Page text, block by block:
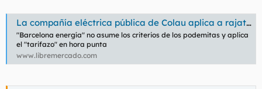
La compañía eléctrica pública de Colau aplica a rajatabla las subidas de la luz
"Barcelona energía" no asume los criterios de los podemitas y aplica
el "tarifazo" en hora punta
www.libremercado.com